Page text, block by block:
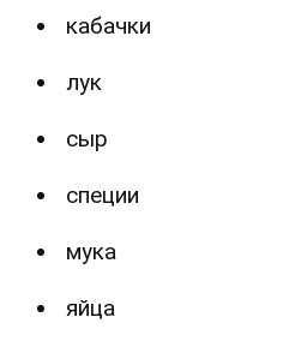
кабачки
лук
сыр
специи
мука
яйца